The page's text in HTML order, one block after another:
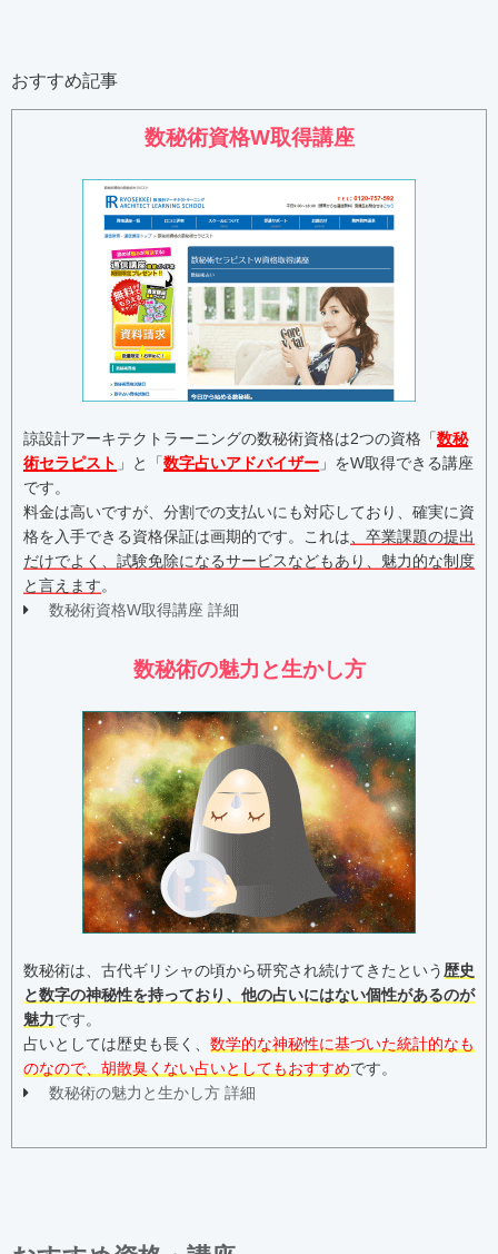
おすすめ記事
数秘術資格W取得講座
諒設計アーキテクトラーニングの数秘術資格は2つの資格「数秘
術セラピスト 」と「数字占いアドバイザー 」をW取得できる講座
です。
料金は高いですが、分割での支払いにも対応しており、確実に資
格を入手できる資格保証は画期的です。これは、卒業課題の提出
だけでよく、試験免除になるサービスなどもあり、魅力的な制度
と言えます。
数秘術資格W取得講座 詳細
数秘術の魅力と生かし方
数秘術は、古代ギリシャの頃から研究され続けてきたという歴史
と数字の神秘性を持っており、他の占いにはない個性があるのが
魅力です。
占いとしては歴史も長く、 数学的な神秘性に基づいた統計的なも
のなので、胡散臭くない占いとしてもおすすめです。
数秘術の魅力と生かし方 詳細